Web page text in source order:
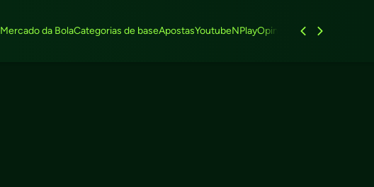
Mercado da BolaCategorias de baseApostasYoutubeNPlayOpinião Feminino